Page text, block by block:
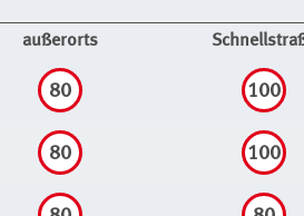
außerorts
80 100
80 100